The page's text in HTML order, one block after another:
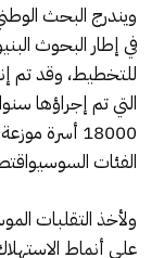
في إطار البحوث
للتخطيط، وقد تم
18000
الفئات
ولأخذ التقلبات
على أنماط